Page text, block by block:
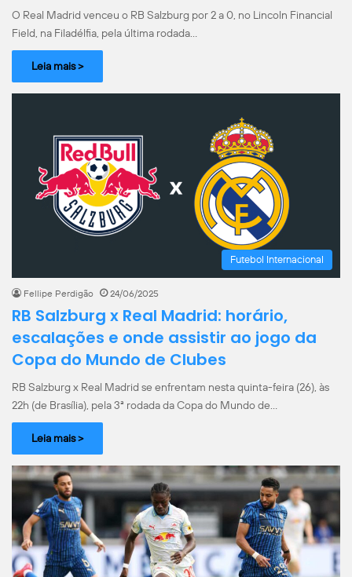
O Real Madrid venceu o RB Salzburg por 2 a 0, no Lincoln Financial
Field, na Filadélfia, pela última rodada…
Leia mais >
Futebol Internacional
Fellipe Perdigão 24/06/2025
RB Salzburg x Real Madrid: horário,
escalações e onde assistir ao jogo da
Copa do Mundo de Clubes
RB Salzburg x Real Madrid se enfrentam nesta quinta-feira (26), às
22h (de Brasília), pela 3ª rodada da Copa do Mundo de…
Leia mais >